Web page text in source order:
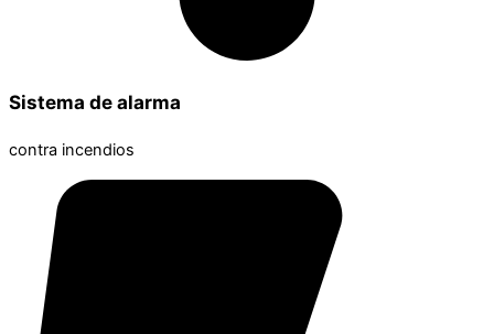
Sistema de alarma
contra incendios